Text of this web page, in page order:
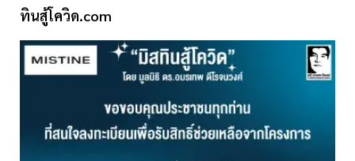
ทินสู้โควิด.com